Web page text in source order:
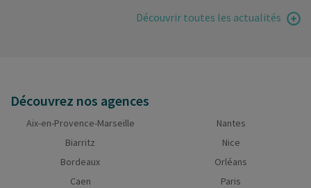
Découvrir toutes les actualités
Découvrez nos agences
Aix-en-Provence-Marseille
Biarritz
Bordeaux
Caen
Nantes
Nice
Orléans
Paris